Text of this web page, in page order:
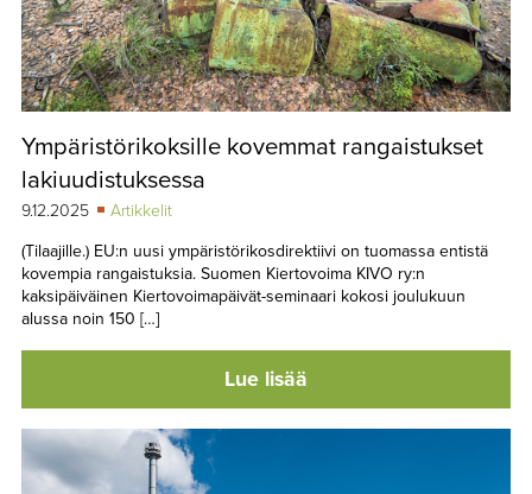
Ympäristörikoksille kovemmat rangaistukset
lakiuudistuksessa
9.12.2025
Artikkelit
(Tilaajille.) EU:n uusi ympäristörikosdirektiivi on tuomassa entistä
kovempia rangaistuksia. Suomen Kiertovoima KIVO ry:n
kaksipäiväinen Kiertovoimapäivät-seminaari kokosi joulukuun
alussa noin 150 […]
Lue lisää